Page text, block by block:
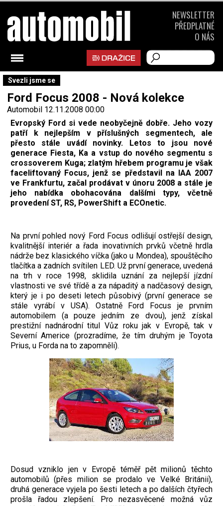
Svezli jsme se
Ford Focus 2008 - Nová kolekce
Automobil 12.11.2008 00:00
Evropský Ford si vede neobyčejně dobře. Jeho vozy
patří k nejlepším v příslušných segmentech, ale
přesto stále uvádí novinky. Letos to jsou nové
generace Fiesta, Ka a vstup do nového segmentu s
crossoverem Kuga; zlatým hřebem programu je však
faceliftovaný Focus, jenž se představil na IAA 2007
ve Frankfurtu, začal prodávat v únoru 2008 a stále je
jeho nabídka obohacována dalšími typy, včetně
provedení ST, RS, PowerShift a ECOnetic.
Na první pohled nový Ford Focus odlišují ostřejší design,
kvalitnější interiér a řada inovativních prvků včetně hrdla
nádrže bez klasického víčka (jako u Mondea), spouštěcího
tlačítka a zadních svítilen LED. Už první generace, uvedená
na trh v roce 1998, sklidila uznání za nejlepší jízdní
vlastnosti ve své třídě a za nápaditý a nadčasový design,
který je i po deseti letech působivý (první generace se
stále vyrábí v USA). Ostatně Ford Focus je prvním
automobilem (a pouze jedním ze dvou), jenž získal
prestižní nadnárodní titul Vůz roku jak v Evropě, tak v
Severní Americe (prozradíme, že tím druhým je Toyota
Prius, u Forda na to zapomněli).
Dosud vzniklo jen v Evropě téměř pět milionů těchto
automobilů (přes milion se prodalo ve Velké Británii),
druhá generace vyjela po šesti letech a po dalších čtyřech
prošla řadou zlepšení. Pro nezasvěcené možná vůz
NEWSLETTER
PŘEDPLATNÉ
O NÁS